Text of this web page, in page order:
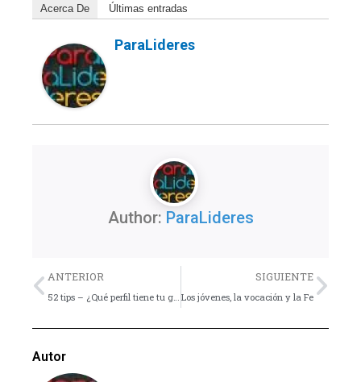
Acerca De Últimas entradas
ParaLideres
Author: ParaLideres
Previo
ANTERIOR
52 tips – ¿Qué perfil tiene tu grupo?
SIGUIENTE
Los jóvenes, la vocación y la Fe
Autor